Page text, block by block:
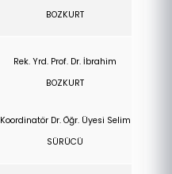
BOZKURT
Rek. Yrd. Prof. Dr. İbrahim
BOZKURT
Koordinatör Dr. Öğr. Üyesi Selim
SÜRÜCÜ